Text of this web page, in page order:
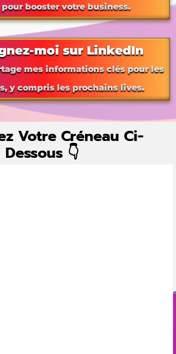
booster votre business.
moi sur LinkedIn
mes informations clés pour les
y compris les prochains lives.
Votre Créneau Ci-
Dessous 👇